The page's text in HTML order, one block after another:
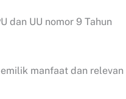
dan UU nomor 9 Tahun
manfaat dan relevan